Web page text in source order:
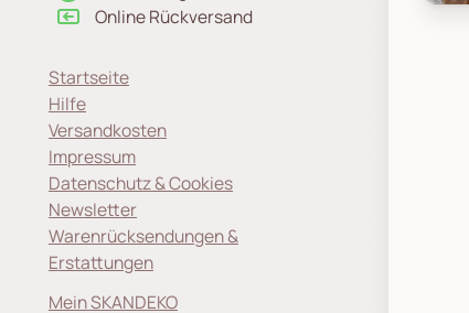
Online Rückversand
Startseite
Hilfe
Versandkosten
Impressum
Datenschutz & Cookies
Newsletter
Warenrücksendungen &
Erstattungen
Mein SKANDEKO